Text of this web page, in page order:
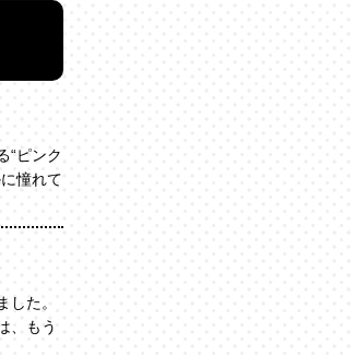
“ピンク
憧れて
た。
、もう